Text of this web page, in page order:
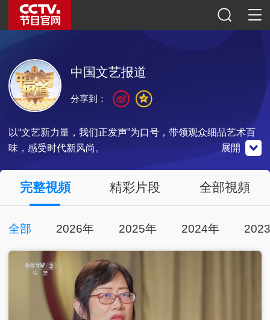
中国文艺报道
以“文艺新力量，我们正发声”为口号，带领观众细品艺术百
味，感受时代新风尚。
央視影音
點擊下載
展開
分享到：
完整視頻 精彩片段 全部視頻
全部 2026年 2025年 2024年